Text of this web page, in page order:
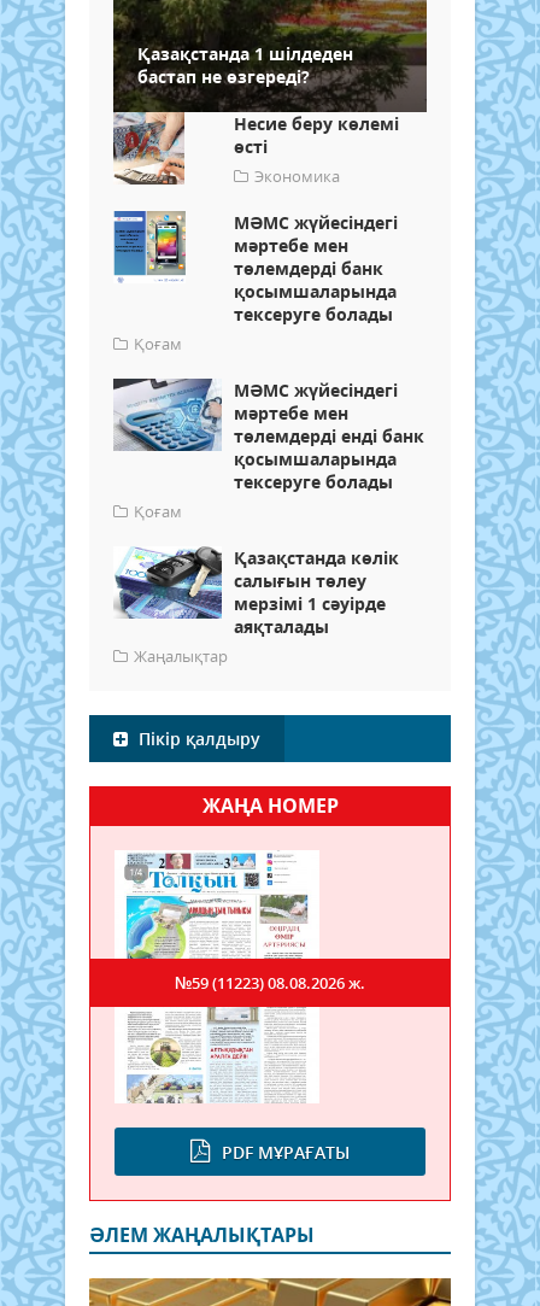
Қазақстанда 1 шілдеден
бастап не өзгереді?
Несие беру көлемі
өсті
Экономика
МӘМС жүйесіндегі
мәртебе мен
төлемдерді банк
қосымшаларында
тексеруге болады
Қоғам
МӘМС жүйесіндегі
мәртебе мен
төлемдерді енді банк
қосымшаларында
тексеруге болады
Қоғам
Қазақстанда көлік
салығын төлеу
мерзімі 1 сәуірде
аяқталады
Жаңалықтар
Пікір қалдыру
ЖАҢА НОМЕР
PDF МҰРАҒАТЫ
№59 (11223)08.08.2026 ж.
ӘЛЕМ ЖАҢАЛЫҚТАРЫ